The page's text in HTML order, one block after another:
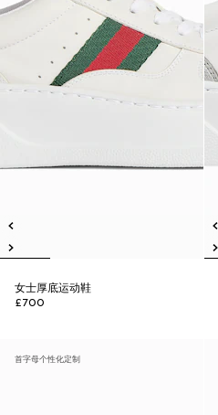
女士厚底运动鞋
£700
首字母个性化定制